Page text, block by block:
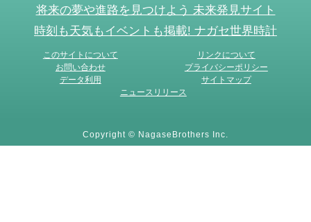
将来の夢や進路を見つけよう 未来発見サイト
時刻も天気もイベントも掲載! ナガセ世界時計
このサイトについて
リンクについて
お問い合わせ
プライバシーポリシー
データ利用
サイトマップ
ニュースリリース
Copyright © NagaseBrothers Inc.